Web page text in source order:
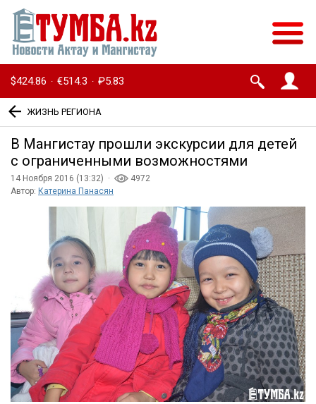
$424.86 · €514.3 · ₽5.83
ЖИЗНЬ РЕГИОНА
В Мангистау прошли экскурсии для детей
с ограниченными возможностями
14 Ноября 2016 (13:32) ·
4972
Автор: Катерина Панасян